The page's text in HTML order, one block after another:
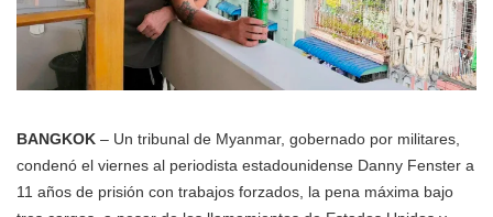
BANGKOK – Un tribunal de Myanmar, gobernado por militares,
condenó el viernes al periodista estadounidense Danny Fenster a
11 años de prisión con trabajos forzados, la pena máxima bajo